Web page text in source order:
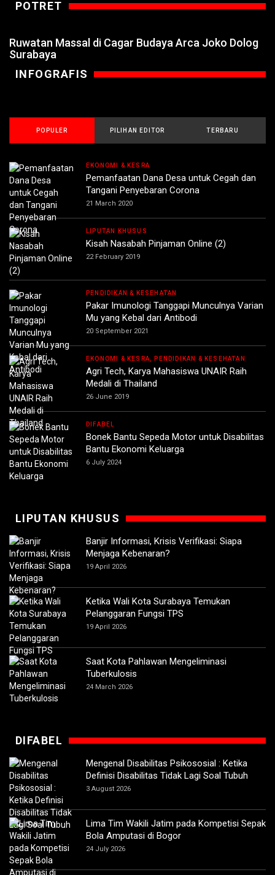
POTRET
Ruwatan Massal di Cagar Budaya Arca Joko Dolog
Surabaya
INFOGRAFIS
POPULER PILIHAN EDITOR TERBARU
EKONOMI & KESRA
Pemanfaatan Dana Desa untuk Cegah dan
Tangani Penyebaran Corona
21 March 2020
LIPUTAN KHUSUS
Kisah Nasabah Pinjaman Online (2)
22 February 2019
PENDIDIKAN & KESEHATAN
Pakar Imunologi Tanggapi Munculnya Varian
Mu yang Kebal dari Antibodi
20 September 2021
EKONOMI & KESRA, PENDIDIKAN & KESEHATAN
Agri Tech, Karya Mahasiswa UNAIR Raih
Medali di Thailand
26 June 2019
DIFABEL
Bonek Bantu Sepeda Motor untuk Disabilitas
Bantu Ekonomi Keluarga
6 July 2024
LIPUTAN KHUSUS
Banjir Informasi, Krisis Verifikasi: Siapa
Menjaga Kebenaran?
19 April 2026
Ketika Wali Kota Surabaya Temukan
Pelanggaran Fungsi TPS
19 April 2026
Saat Kota Pahlawan Mengeliminasi
Tuberkulosis
24 March 2026
DIFABEL
Mengenal Disabilitas Psikososial : Ketika
Definisi Disabilitas Tidak Lagi Soal Tubuh
3 August 2026
Lima Tim Wakili Jatim pada Kompetisi Sepak
Bola Amputasi di Bogor
24 July 2026